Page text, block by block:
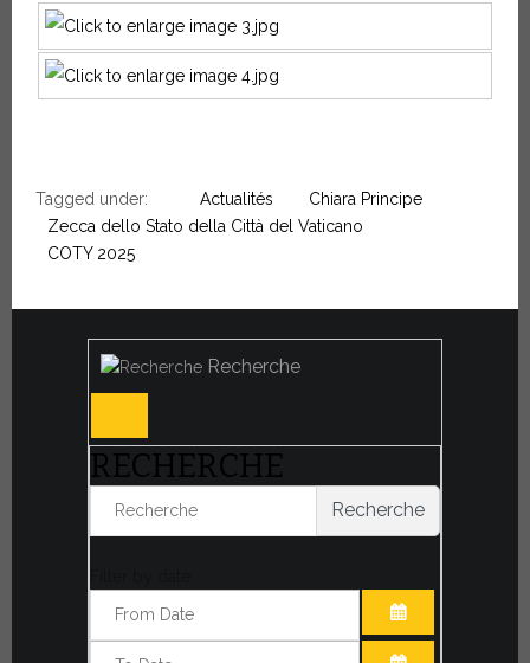
Tagged under: Actualités
Chiara Principe
Zecca dello Stato della Città del Vaticano
COTY 2025
Recherche
RECHERCHE
Recherche
OUVRIR LE